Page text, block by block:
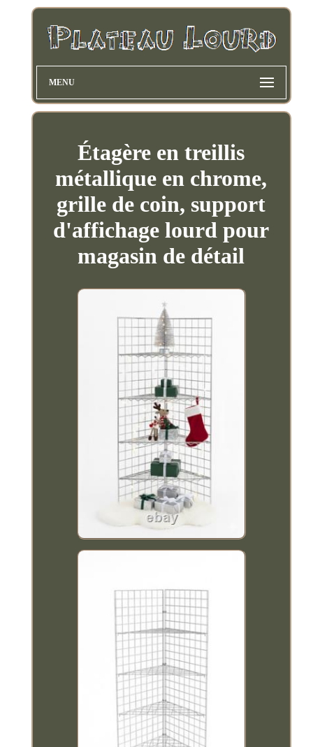
MENU
Étagère en treillis
métallique en chrome,
grille de coin, support
d'affichage lourd pour
magasin de détail